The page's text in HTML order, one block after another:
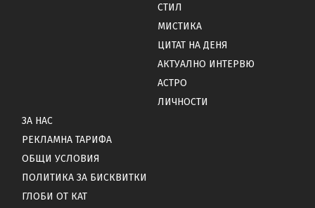
СТИЛ
МИСТИКА
ЦИТАТ НА ДЕНЯ
АКТУАЛНО ИНТЕРВЮ
АСТРО
ЛИЧНОСТИ
ЗА НАС
РЕКЛАМНА ТАРИФА
ОБЩИ УСЛОВИЯ
ПОЛИТИКА ЗА БИСКВИТКИ
ГЛОБИ ОТ КАТ